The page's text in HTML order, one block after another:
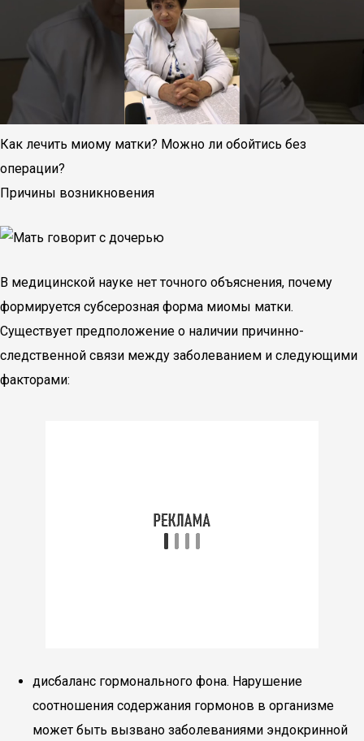
Как лечить миому матки? Можно ли обойтись без
операции?
Причины возникновения
В медицинской науке нет точного объяснения, почему
формируется субсерозная форма миомы матки.
Существует предположение о наличии причинно-
следственной связи между заболеванием и следующими
факторами:
дисбаланс гормонального фона. Нарушение
соотношения содержания гормонов в организме
может быть вызвано заболеваниями эндокринной